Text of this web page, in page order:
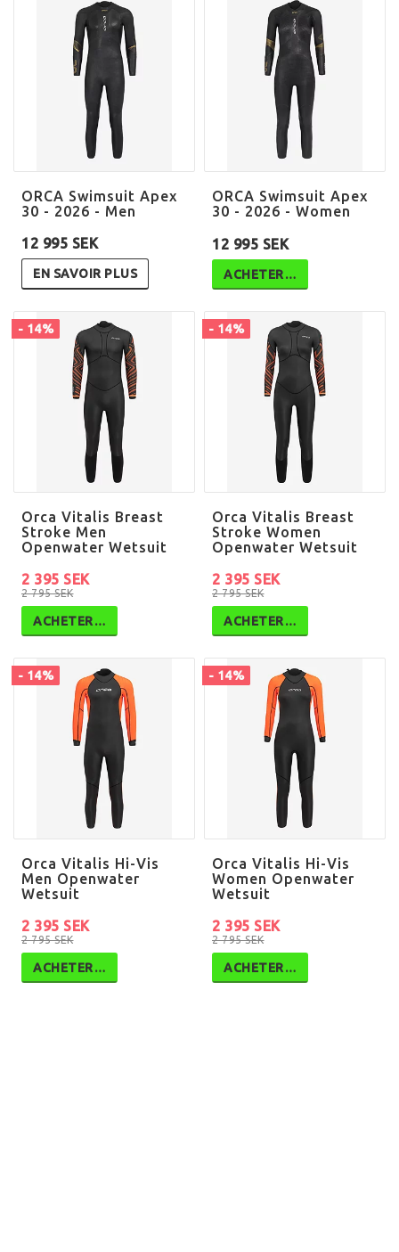
ORCA Swimsuit Apex
30 - 2026 - Men
12 995 SEK
EN SAVOIR PLUS
ORCA Swimsuit Apex
30 - 2026 - Women
12 995 SEK
ACHETER…
- 14%
Orca Vitalis Breast
Stroke Men
Openwater Wetsuit
2 795 SEK
2 395 SEK
ACHETER…
- 14%
Orca Vitalis Breast
Stroke Women
Openwater Wetsuit
2 795 SEK
2 395 SEK
ACHETER…
- 14%
Orca Vitalis Hi-Vis
Men Openwater
Wetsuit
2 795 SEK
2 395 SEK
ACHETER…
- 14%
Orca Vitalis Hi-Vis
Women Openwater
Wetsuit
2 795 SEK
2 395 SEK
ACHETER…